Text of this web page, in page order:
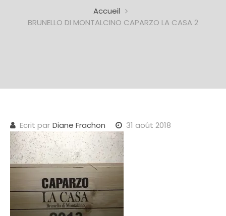
Accueil
BRUNELLO DI MONTALCINO CAPARZO LA CASA 2
Ecrit par Diane Frachon 31 août 2018